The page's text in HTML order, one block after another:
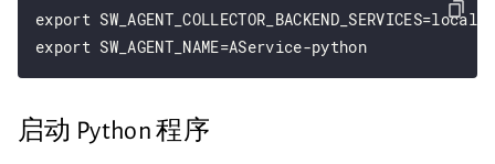
export
export SW_AGENT_NAME=AService-python
启动 Python 程序